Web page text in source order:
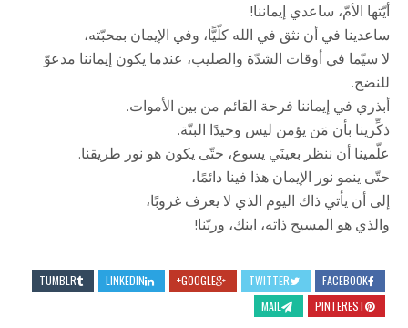
أيّتها الأمّ، ساعدي إيماننا!
ساعدينا في أن نثق في الله كلّيًّا، وفي الإيمان بمحبّته،
لا سيّما في أوقات الشدّة والصليب، عندما يكون إيماننا مدعوّ
للنضج.
أبذري في إيماننا فرحة القائم من بين الأموات.
ذكِّرينا بأن مَن يؤمن ليس وحيدًا البتّة.
علّمينا أن ننظر بعينَي يسوع، حتّى يكون هو نور طريقنا.
حتّى ينمو نور الإيمان هذا فينا دائمًا،
إلى أن يأتي ذاك اليوم الذي لا يعرف غروبًا،
والذي هو المسيح ذاته، ابنك، وربّنا!
FACEBOOK
TWITTER
GOOGLE+
LINKEDIN
TUMBLR
PINTEREST
MAIL